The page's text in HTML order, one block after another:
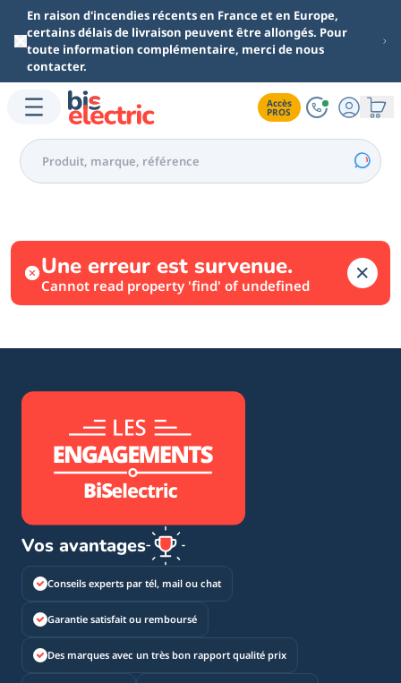
Aller au contenu principal
En raison d'incendies récents en France et en Europe,
certains délais de livraison peuvent être allongés. Pour
toute information complémentaire, merci de nous
contacter.
Accès
PROS
Une erreur est survenue.
Cannot read property 'find' of undefined
Vos avantages
Conseils experts par tél, mail ou chat
Garantie satisfait ou remboursé
Des marques avec un très bon rapport qualité prix